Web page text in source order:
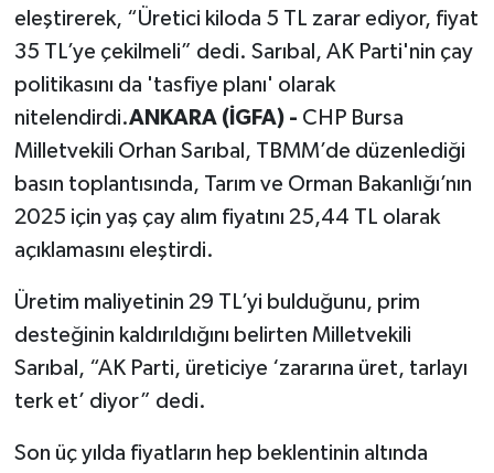
eleştirerek, “Üretici kiloda 5 TL zarar ediyor, fiyat
35 TL’ye çekilmeli” dedi. Sarıbal, AK Parti'nin çay
politikasını da 'tasfiye planı' olarak
nitelendirdi.ANKARA (İGFA) - CHP Bursa
Milletvekili Orhan Sarıbal, TBMM’de düzenlediği
basın toplantısında, Tarım ve Orman Bakanlığı’nın
2025 için yaş çay alım fiyatını 25,44 TL olarak
açıklamasını eleştirdi.
Üretim maliyetinin 29 TL’yi bulduğunu, prim
desteğinin kaldırıldığını belirten Milletvekili
Sarıbal, “AK Parti, üreticiye ‘zararına üret, tarlayı
terk et’ diyor” dedi.
Son üç yılda fiyatların hep beklentinin altında
POLİTİKA
SAĞLIK
SİYASET
SPOR
TEKNOLOJİ
YAŞAM